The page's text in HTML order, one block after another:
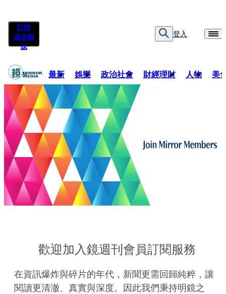
訂閱
紙本雜
誌
登入
最新 娛樂 政治社會 財經理財 人物 美
歡迎加入鏡週刊會員訂閱服務
在資訊爆炸與碎片的年代，新聞更需回歸純粹，讓
閱讀更清澈、真實與深度。因此我們秉持明鏡之